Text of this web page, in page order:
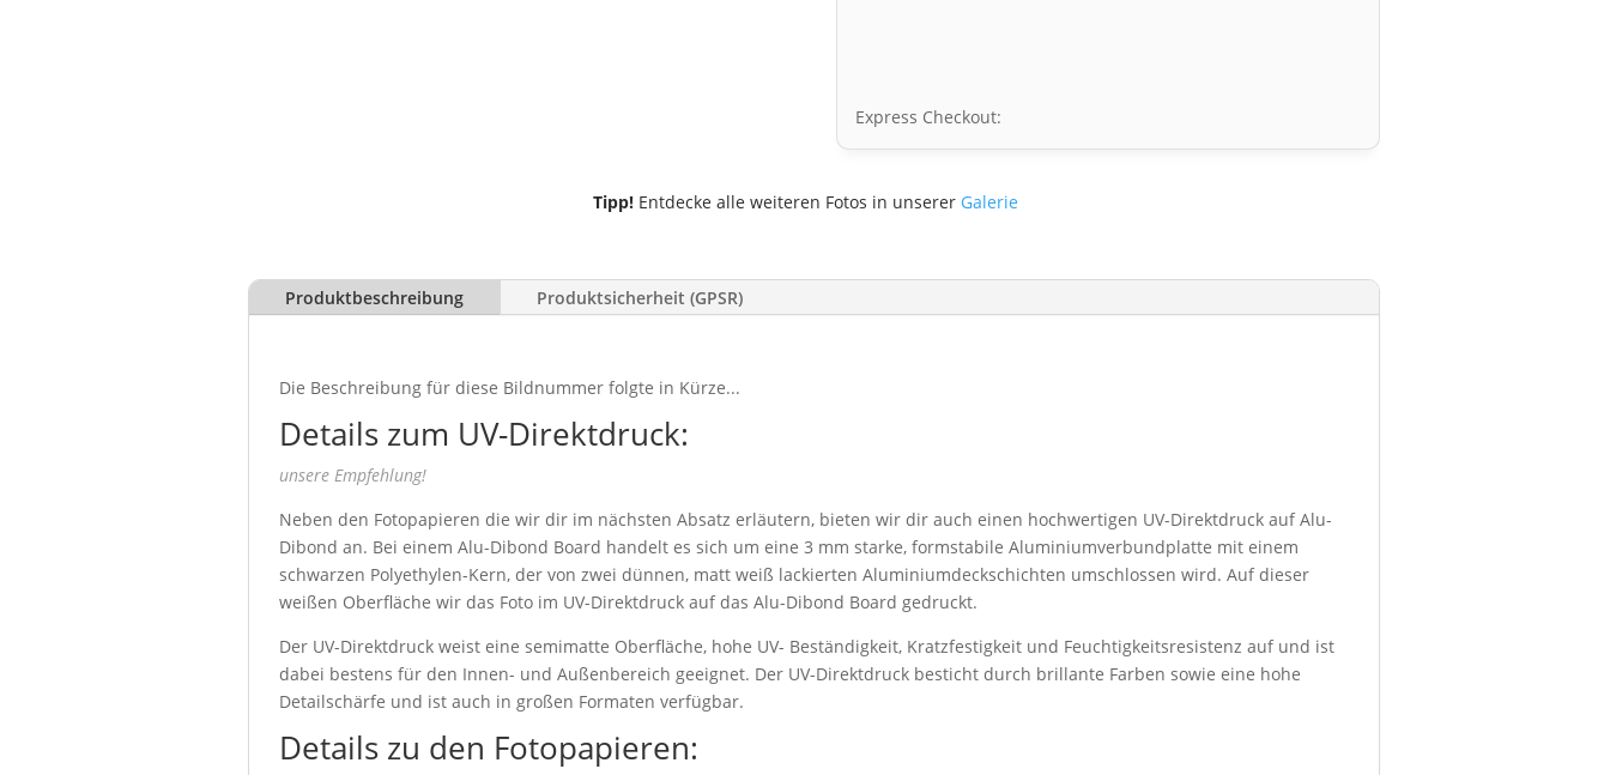
Express Checkout:
Tipp!Entdecke alle weiteren Fotos in unserer Galerie
Produktbeschreibung Produktsicherheit (GPSR)
Die Beschreibung für diese Bildnummer folgte in Kürze...
Details zum UV-Direktdruck:
unsere Empfehlung!
Neben den Fotopapieren die wir dir im nächsten Absatz erläutern, bieten wir dir auch einen hochwertigen UV-Direktdruck auf Alu-
Dibond an. Bei einem Alu-Dibond Board handelt es sich um eine 3 mm starke, formstabile Aluminiumverbundplatte mit einem
schwarzen Polyethylen-Kern, der von zwei dünnen, matt weiß lackierten Aluminiumdeckschichten umschlossen wird. Auf dieser
weißen Oberfläche wir das Foto im UV-Direktdruck auf das Alu-Dibond Board gedruckt.
Der UV-Direktdruck weist eine semimatte Oberfläche, hohe UV- Beständigkeit, Kratzfestigkeit und Feuchtigkeitsresistenz auf und ist
dabei bestens für den Innen- und Außenbereich geeignet. Der UV-Direktdruck besticht durch brillante Farben sowie eine hohe
Detailschärfe und ist auch in großen Formaten verfügbar.
Details zu den Fotopapieren: